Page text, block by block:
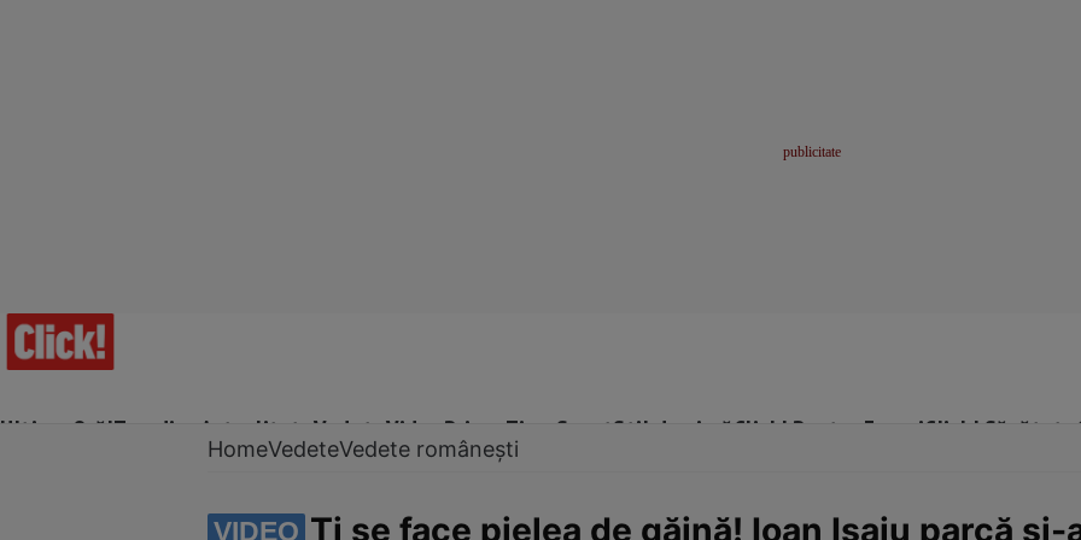
Ultima Oră!Trending Actualitate Vedete Video Prime Time SportStil de viațăClick! Pentru FemeiClick! Sănătate
HomeVedeteVedete românești
VIDEO Ți se face pielea de găină! Ioan Isaiu parcă